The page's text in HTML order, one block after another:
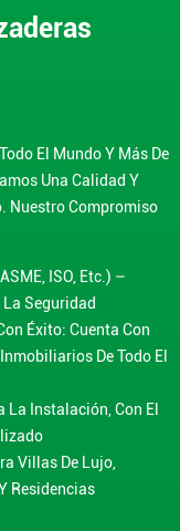
El Mundo Y Más De
Una Calidad Y
Nuestro Compromiso
ISO, Etc.) –
Seguridad
Éxito: Cuenta Con
De Todo El
La Instalación, Con El
Villas De Lujo,
Residencias